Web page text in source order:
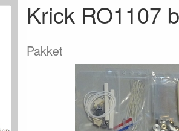
Krick RO1107
Pakket